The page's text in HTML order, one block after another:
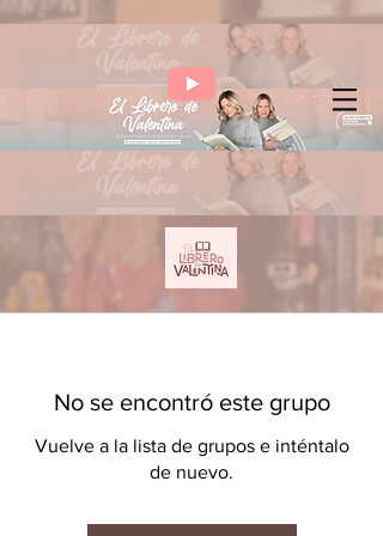
No se encontró este grupo
Vuelve a la lista de grupos e inténtalo
de nuevo.